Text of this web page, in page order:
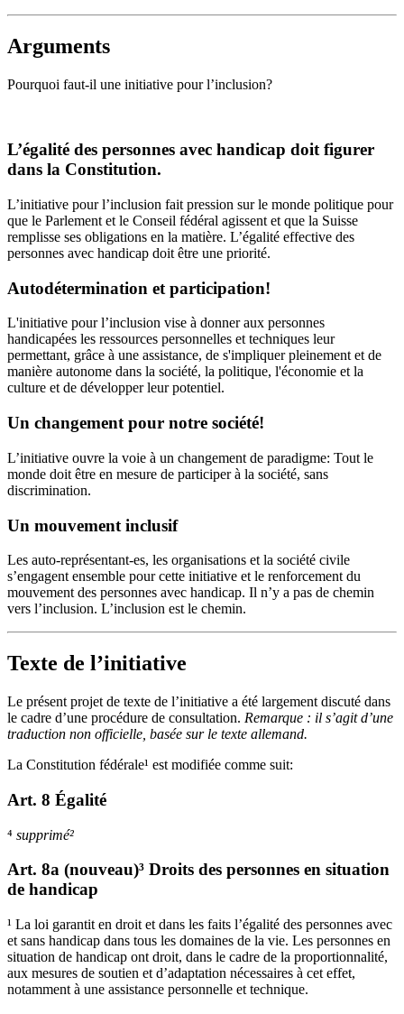
Arguments
Pourquoi faut-il une initiative pour l’inclusion?
L’égalité des personnes avec handicap doit figurer
dans la Constitution.
L’initiative pour l’inclusion fait pression sur le monde politique pour
que le Parlement et le Conseil fédéral agissent et que la Suisse
remplisse ses obligations en la matière. L’égalité effective des
personnes avec handicap doit être une priorité.
Autodétermination et participation!
L'initiative pour l’inclusion vise à donner aux personnes
handicapées les ressources personnelles et techniques leur
permettant, grâce à une assistance, de s'impliquer pleinement et de
manière autonome dans la société, la politique, l'économie et la
culture et de développer leur potentiel.
Un changement pour notre société!
L’initiative ouvre la voie à un changement de paradigme: Tout le
monde doit être en mesure de participer à la société, sans
discrimination.
Un mouvement inclusif
Les auto-représentant-es, les organisations et la société civile
s’engagent ensemble pour cette initiative et le renforcement du
mouvement des personnes avec handicap. Il n’y a pas de chemin
vers l’inclusion. L’inclusion est le chemin.
Texte de l’initiative
Le présent projet de texte de l’initiative a été largement discuté dans
le cadre d’une procédure de consultation. Remarque : il s’agit d’une
traduction non officielle, basée sur le texte allemand.
La Constitution fédérale¹ est modifiée comme suit:
Art. 8 Égalité
⁴ supprimé²
Art. 8a (nouveau)³ Droits des personnes en situation
de handicap
¹ La loi garantit en droit et dans les faits l’égalité des personnes avec
et sans handicap dans tous les domaines de la vie. Les personnes en
situation de handicap ont droit, dans le cadre de la proportionnalité,
aux mesures de soutien et d’adaptation nécessaires à cet effet,
notamment à une assistance personnelle et technique.